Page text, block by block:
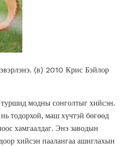
(в) 2010 Крис Бэйлор
модны сонголтыг хийсэн.
нь тодорхой, маш хүчтэй бөгөөд
хамгаалдаг. Энэ заводын
хийсэн паалангаа ашиглахын